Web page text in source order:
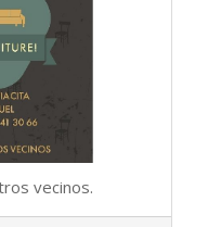
vecinos.